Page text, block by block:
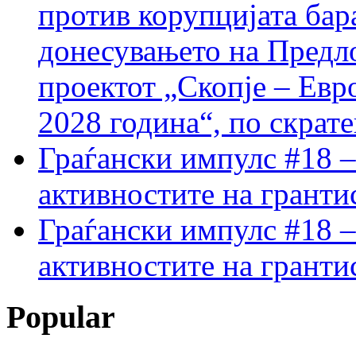
против корупцијата
донесувањето на
проектот „Скопје –
2028 година“, по
Граѓански импулс #18
активностите на
Граѓански импулс #18
активностите на
Popular